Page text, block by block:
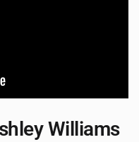
Williams